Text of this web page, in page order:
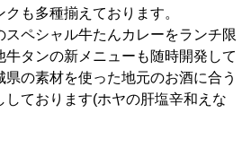
も多種揃えております。
スペシャル牛たんカレーをランチ限
牛タンの新メニューも随時開発して
の素材を使った地元のお酒に合う
しております(ホヤの肝塩辛和えな